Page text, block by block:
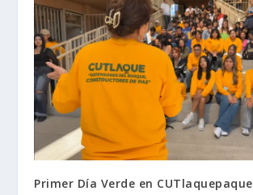
Primer Día Verde en CUTlaquepaque